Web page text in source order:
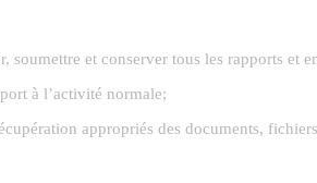
et conserver tous les rapports et
à l’activité normale;
appropriés des documents,